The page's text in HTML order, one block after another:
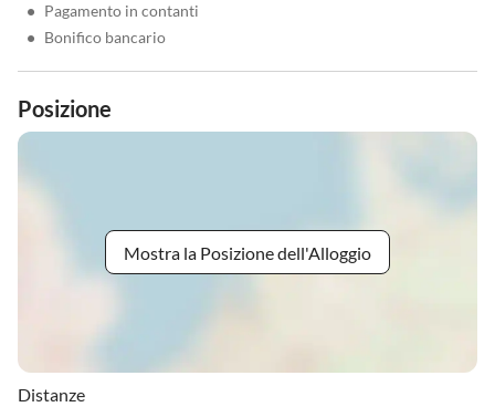
• Pagamento in contanti
• Bonifico bancario
Posizione
Mostra la Posizione dell'Alloggio
Distanze